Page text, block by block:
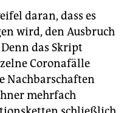
daran, dass es
wird, den Ausbruch
das Skript
Coronafälle
Nachbarschaften
mehrfach